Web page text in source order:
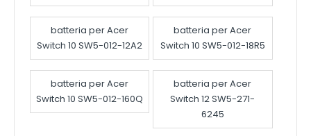
batteria per Acer
Switch 10 SW5-012-12A2
batteria per Acer
Switch 10 SW5-012-18R5
batteria per Acer
Switch 10 SW5-012-160Q
batteria per Acer
Switch 12 SW5-271-
6245